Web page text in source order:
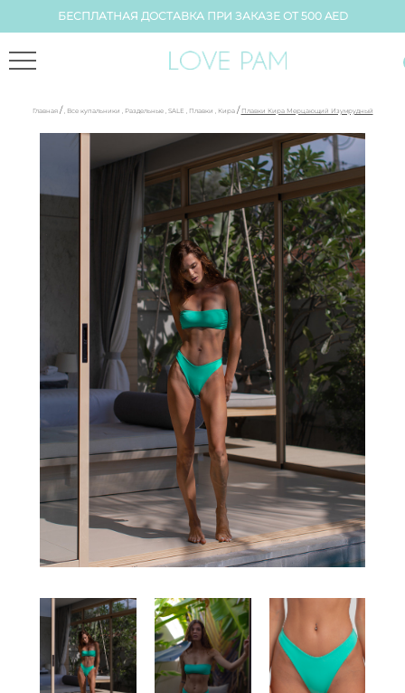
БЕСПЛАТНАЯ ДОСТАВКА ПРИ ЗАКАЗЕ ОТ 500 AED
Главная / , Все купальники , Раздельные, SALE , Плавки , Кира / Плавки Кира Мерцающий Изумрудный